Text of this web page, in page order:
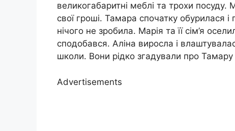
великогабаритні меблі та трохи посуду.
свої гроші. Тамара спочатку обурилася
нічого не зробила. Марія та її сім’я
сподобався. Аліна виросла і
школи. Вони рідко згадували про
Advertisements